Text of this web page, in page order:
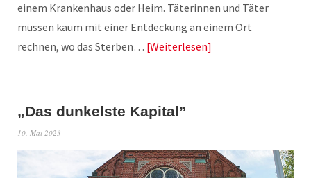
einem Krankenhaus oder Heim. Täterinnen und Täter
müssen kaum mit einer Entdeckung an einem Ort
rechnen, wo das Sterben… Weiterlesen
„Das dunkelste Kapital”
10. Mai 2023